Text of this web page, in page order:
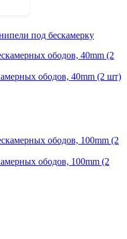
под бескамерку
ободов, 40mm (2 шт)
ободов, 100mm (2